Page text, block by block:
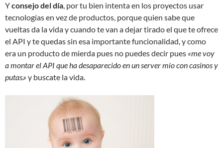
Yconsejo del día, por tu bien intenta en los proyectos usar
tecnologías en vez de productos, porque quien sabe que
vueltas da la vida y cuando te van a dejar tirado el que te ofrece
el API y te quedas sin esa importante funcionalidad, y como
era un producto de mierda pues no puedes decir pues «me voy
a montar el API que ha desaparecido en un server mio con casinos y
putas.» y buscate la vida.